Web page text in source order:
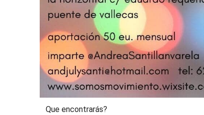
Que encontrarás?